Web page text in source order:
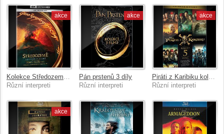
akce
Různí interpreti
akce
Pán prstenů 3 díly
Různí interpreti
akce
Různí interpreti
akce